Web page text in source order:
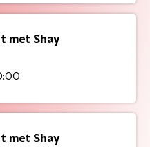
met Shay
met Shay